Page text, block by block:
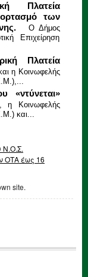
Πλατεία
των
Ο Δήμος
Επιχείρηση
Πλατεία
η Κοινωφελής
«ντύνεται»
η Κοινωφελής
και...
Ν.Ο.Σ.
ΟΤΑ έως 16
site.